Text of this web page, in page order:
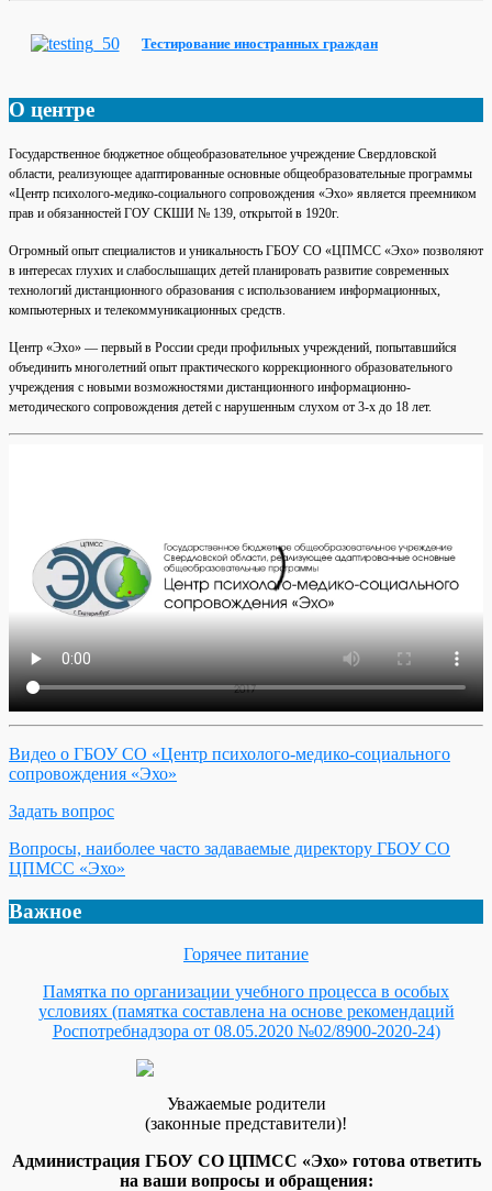
Тестирование иностранных граждан
О центре
Государственное бюджетное общеобразовательное учреждение Свердловской
области, реализующее адаптированные основные общеобразовательные программы
«Центр психолого-медико-социального сопровождения «Эхо» является преемником
прав и обязанностей ГОУ СКШИ № 139, открытой в 1920г.
Огромный опыт специалистов и уникальность ГБОУ СО «ЦПМСС «Эхо» позволяют
в интересах глухих и слабослышащих детей планировать развитие современных
технологий дистанционного образования с использованием информационных,
компьютерных и телекоммуникационных средств.
Центр «Эхо» — первый в России среди профильных учреждений, попытавшийся
объединить многолетний опыт практического коррекционного образовательного
учреждения с новыми возможностями дистанционного информационно-
методического сопровождения детей с нарушенным слухом от 3-х до 18 лет.
Видео о ГБОУ СО «Центр психолого-медико-социального
сопровождения «Эхо»
Задать вопрос
Вопросы, наиболее часто задаваемые директору ГБОУ СО
ЦПМСС «Эхо»
Важное
Горячее питание
Памятка по организации учебного процесса в особых
условиях (памятка составлена на основе рекомендаций
Роспотребнадзора от 08.05.2020 №02/8900-2020-24)
Уважаемые родители
(законные представители)!
Администрация ГБОУ СО ЦПМСС «Эхо» готова ответить
на ваши вопросы и обращения: